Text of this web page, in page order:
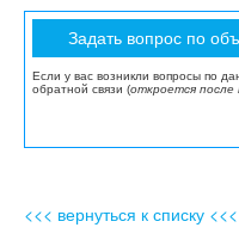
Если у вас возникли вопросы по
обратной связи (откроется после
<<< вернуться к списку <<<